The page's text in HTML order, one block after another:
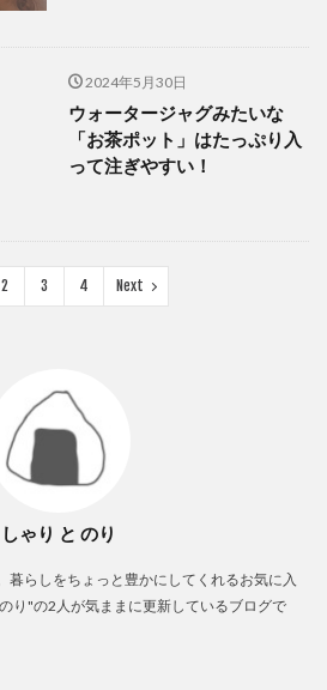
2024年5月30日
ウォータージャグみたいな
「お茶ポット」はたっぷり入
って注ぎやすい！
2 3 4 Next
しゃり と のり
暮らしをちょっと豊かにしてくれるお気に入
り"の2人が気ままに更新しているブログで